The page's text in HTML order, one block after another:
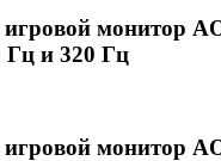
игровой монитор
Гц и 320 Гц
игровой монитор